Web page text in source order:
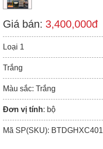
Giá bán: 3,400,000đ
Loại 1
Trắng
Màu sắc: Trắng
Đơn vị tính: bộ
Mã SP(SKU): BTDGHXC401